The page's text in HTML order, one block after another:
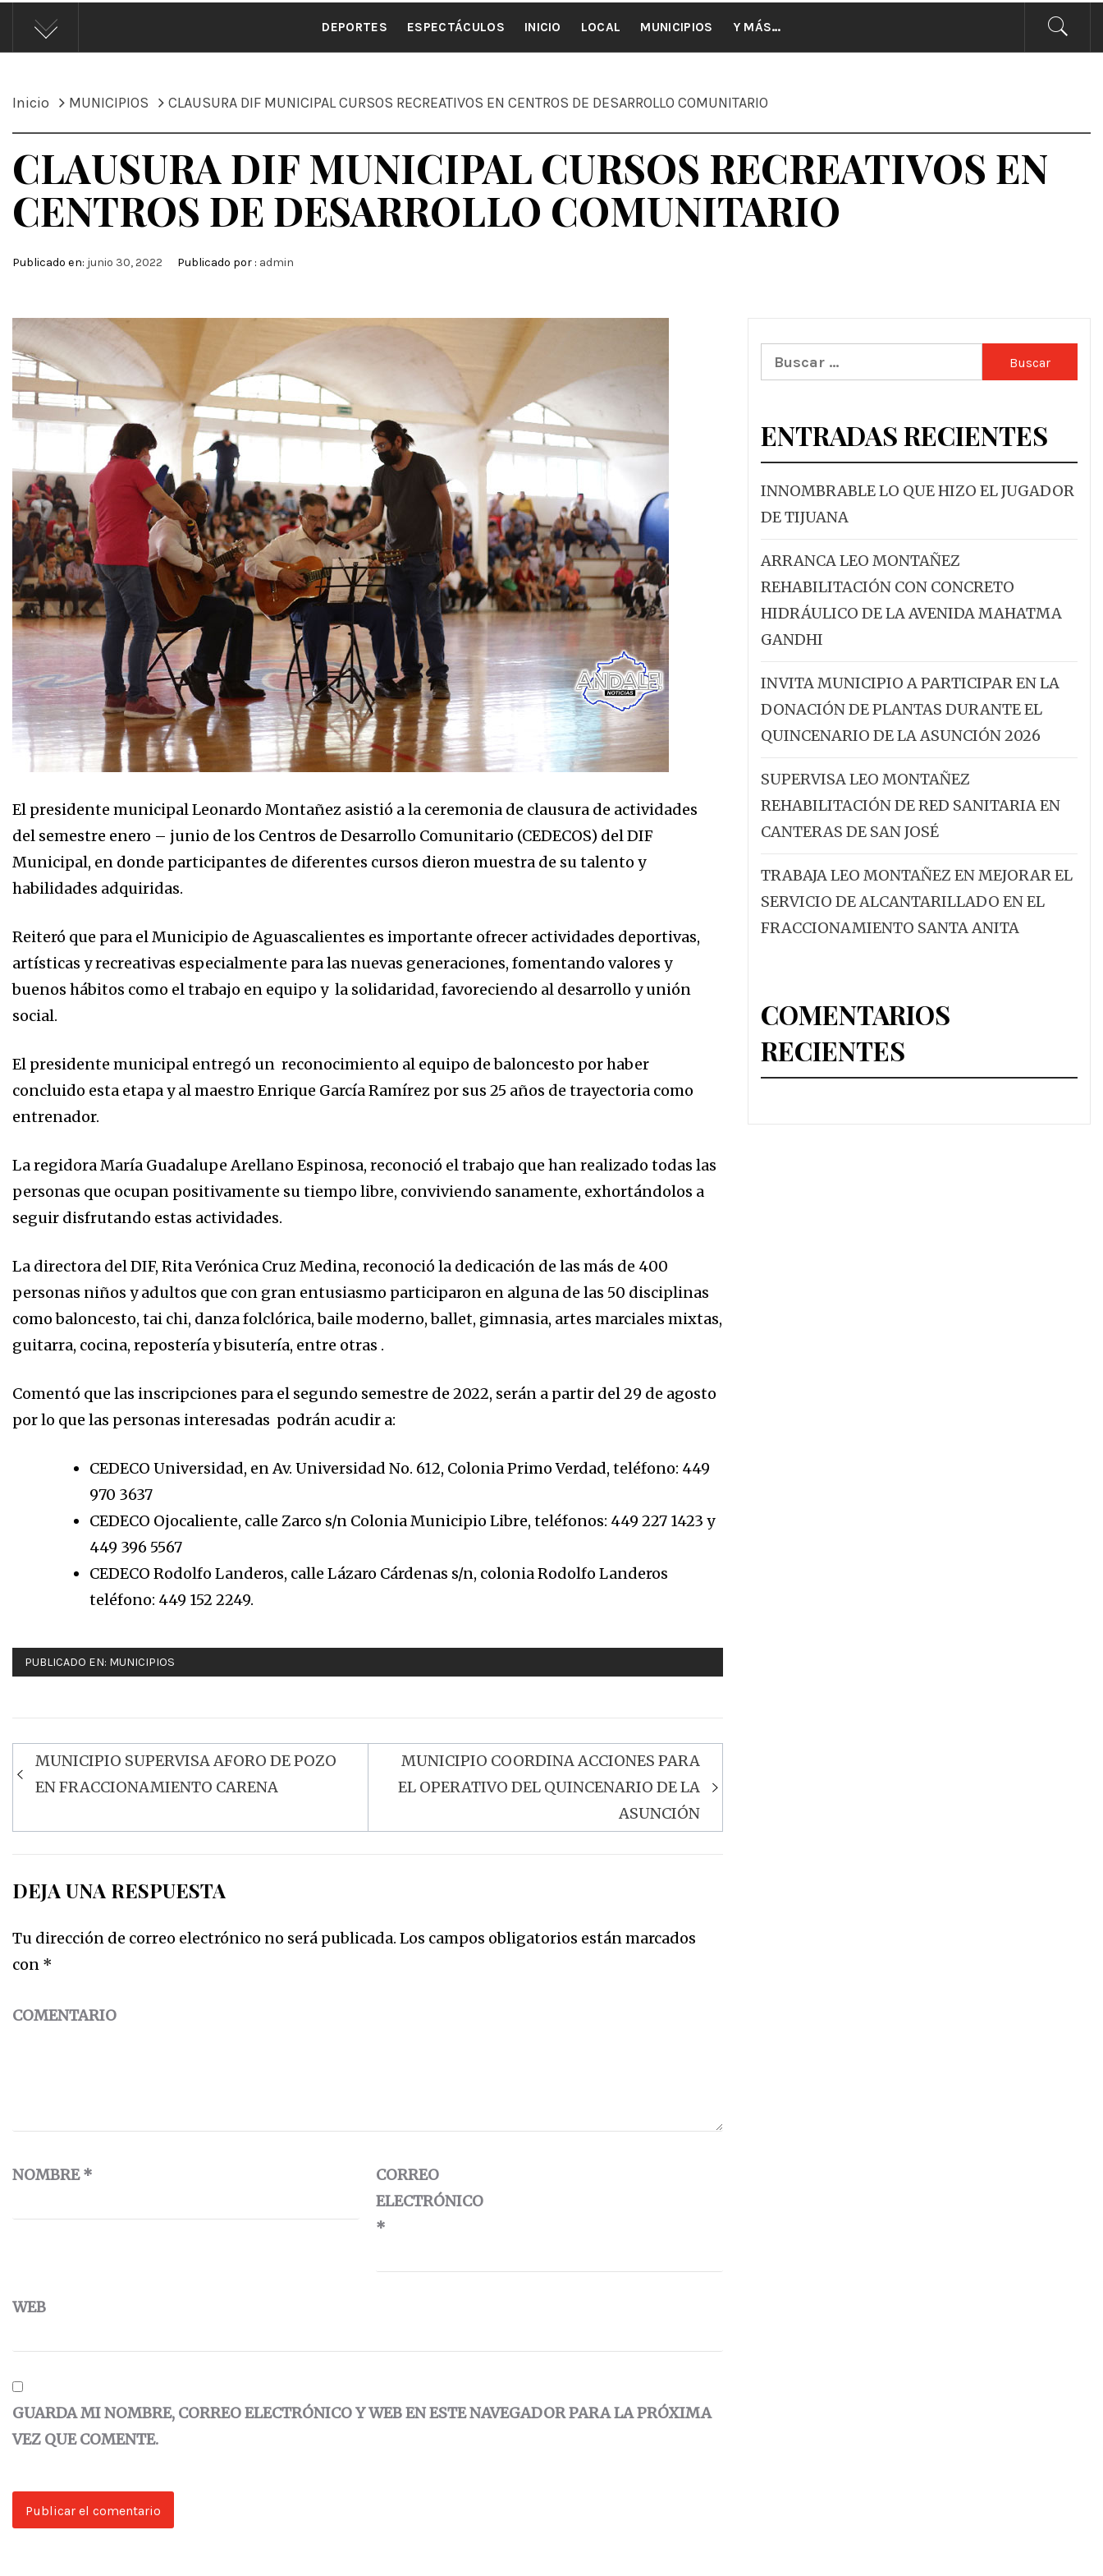
ÁNDALE NOTICIAS
DEPORTES ESPECTÁCULOS INICIO LOCAL MUNICIPIOS Y MÁS…
Inicio MUNICIPIOS CLAUSURA DIF MUNICIPAL CURSOS RECREATIVOS EN CENTROS DE DESARROLLO COMUNITARIO
CLAUSURA DIF MUNICIPAL CURSOS RECREATIVOS EN
CENTROS DE DESARROLLO COMUNITARIO
Publicado en: junio 30, 2022 Publicado por : admin
El presidente municipal Leonardo Montañez asistió a la ceremonia de clausura de actividades
del semestre enero – junio de los Centros de Desarrollo Comunitario (CEDECOS) del DIF
Municipal, en donde participantes de diferentes cursos dieron muestra de su talento y
habilidades adquiridas.
Reiteró que para el Municipio de Aguascalientes es importante ofrecer actividades deportivas,
artísticas y recreativas especialmente para las nuevas generaciones, fomentando valores y
buenos hábitos como el trabajo en equipo y la solidaridad, favoreciendo al desarrollo y unión
social.
El presidente municipal entregó un reconocimiento al equipo de baloncesto por haber
concluido esta etapa y al maestro Enrique García Ramírez por sus 25 años de trayectoria como
entrenador.
La regidora María Guadalupe Arellano Espinosa, reconoció el trabajo que han realizado todas las
personas que ocupan positivamente su tiempo libre, conviviendo sanamente, exhortándolos a
seguir disfrutando estas actividades.
La directora del DIF, Rita Verónica Cruz Medina, reconoció la dedicación de las más de 400
personas niños y adultos que con gran entusiasmo participaron en alguna de las 50 disciplinas
como baloncesto, tai chi, danza folclórica, baile moderno, ballet, gimnasia, artes marciales mixtas,
guitarra, cocina, repostería y bisutería, entre otras .
Comentó que las inscripciones para el segundo semestre de 2022, serán a partir del 29 de agosto
por lo que las personas interesadas podrán acudir a:
CEDECO Universidad, en Av. Universidad No. 612, Colonia Primo Verdad, teléfono: 449
970 3637
CEDECO Ojocaliente, calle Zarco s/n Colonia Municipio Libre, teléfonos: 449 227 1423 y
449 396 5567
CEDECO Rodolfo Landeros, calle Lázaro Cárdenas s/n, colonia Rodolfo Landeros
teléfono: 449 152 2249.
PUBLICADO EN: MUNICIPIOS
Navegación
de
entradas
MUNICIPIO SUPERVISA AFORO DE POZO
EN FRACCIONAMIENTO CARENA
MUNICIPIO COORDINA ACCIONES PARA
EL OPERATIVO DEL QUINCENARIO DE LA
ASUNCIÓN
DEJA UNA RESPUESTA
Tu dirección de correo electrónico no será publicada. Los campos obligatorios están marcados
con *
COMENTARIO
NOMBRE*
CORREO
ELECTRÓNICO
*
WEB
GUARDA MI NOMBRE, CORREO ELECTRÓNICO Y WEB EN ESTE NAVEGADOR PARA LA PRÓXIMA
VEZ QUE COMENTE.
Buscar:
ENTRADAS RECIENTES
INNOMBRABLE LO QUE HIZO EL JUGADOR
DE TIJUANA
ARRANCA LEO MONTAÑEZ
REHABILITACIÓN CON CONCRETO
HIDRÁULICO DE LA AVENIDA MAHATMA
GANDHI
INVITA MUNICIPIO A PARTICIPAR EN LA
DONACIÓN DE PLANTAS DURANTE EL
QUINCENARIO DE LA ASUNCIÓN 2026
SUPERVISA LEO MONTAÑEZ
REHABILITACIÓN DE RED SANITARIA EN
CANTERAS DE SAN JOSÉ
TRABAJA LEO MONTAÑEZ EN MEJORAR EL
SERVICIO DE ALCANTARILLADO EN EL
FRACCIONAMIENTO SANTA ANITA
COMENTARIOS
RECIENTES